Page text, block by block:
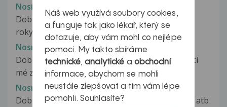
Nosím kontaktní čočky, mám suché oči
Dobrý den, nosím kontaktní čočky zhruba dva
roky, poslední rok mi přijde že...
Nosní a krční mandle
Dobrý den, chtěla jsem vás požádat o konzultaci
mé zdravotní situace. Nyní...
Nosní a krční zánět u synů
Dobrý den, cerstvecerstsyn 3lety syn dostal 4.6. atb
Náš web využívá soubory cookies,
a funguje tak jako lékař, který se
dotazuje, aby vám mohl co nejlépe
pomoci. My takto sbíráme
technické,analytické a obchodní
informace, abychom se mohli
neustále zlepšovat a tím vám lépe
pomohli. Souhlasíte?